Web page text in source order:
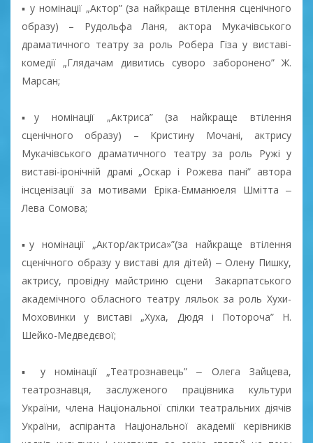
▪ у номінації „Актор” (за найкраще втілення сценічного
образу) – Рудольфа Ланя, актора Мукачівського
драматичного театру за роль Робера Гіза у виставі-
комедії „Глядачам дивитись суворо заборонено” Ж.
Марсан;
▪у номінації „Актриса” (за найкраще втілення
сценічного образу) – Кристину Мочані, актрису
Мукачівського драматичного театру за роль Ружі у
виставі-іронічній драмі „Оскар і Рожева пані” автора
інсценізації за мотивами Еріка-Емманюеля Шмітта ‒
Лева Сомова;
▪у номінації „Актор/актриса»”(за найкраще втілення
сценічного образу у виставі для дітей) ‒ Олену Пишку,
актрису, провідну майстриню сцени Закарпатського
академічного обласного театру ляльок за роль Хухи-
Моховинки у виставі „Хуха, Дюдя і Потороча” Н.
Шейко-Медведєвої;
▪ у номінації „Театрознавець” ‒ Олега Зайцева,
театрознавця, заслуженого працівника культури
України, члена Національної спілки театральних діячів
України, аспіранта Національної академії керівників